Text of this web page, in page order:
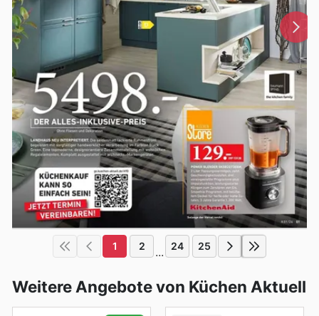
1 2 ... 24 25
Weitere Angebote von Küchen Aktuell